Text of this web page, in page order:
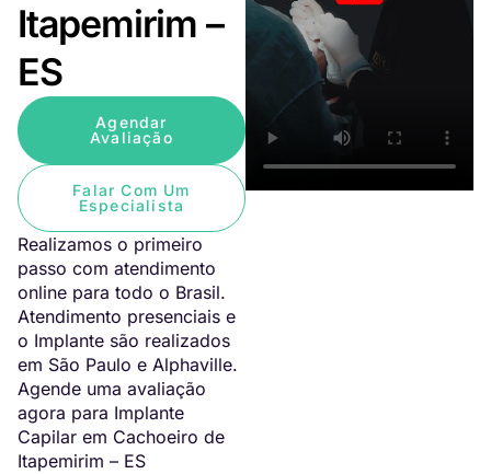
Itapemirim –
ES
Agendar
Avaliação
Falar Com Um
Especialista
Realizamos o primeiro
passo com atendimento
online para todo o Brasil.
Atendimento presenciais e
o Implante são realizados
em São Paulo e Alphaville.
Agende uma avaliação
agora para Implante
Capilar em Cachoeiro de
Itapemirim – ES